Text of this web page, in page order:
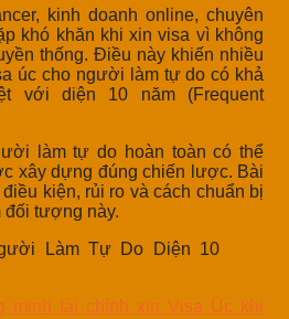
kinh doanh online, chuyên
khó khăn khi xin visa vì không
thống. Điều này khiến nhiều
úc cho người làm tự do có khả
với diện 10 năm (Frequent
làm tự do hoàn toàn có thể
xây dựng đúng chiến lược. Bài
kiện, rủi ro và cách chuẩn bị
đối tượng này.
minh tài chính xin Visa Úc khi